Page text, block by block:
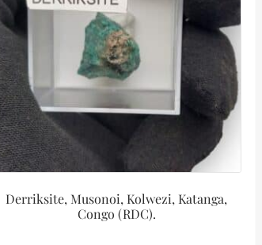
Derriksite, Musonoi, Kolwezi, Katanga,
Congo (RDC).